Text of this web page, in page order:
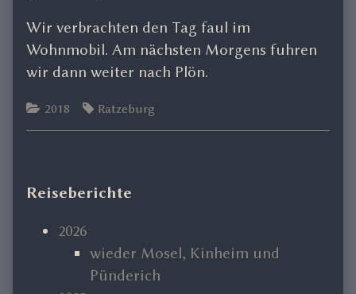
Wir verbrachten den Tag faul im
Wohnmobil. Am nächsten Morgens fuhren
wir dann weiter nach Plön.
Categories
2018 Tags
Ratzeburg
Primary
Sidebar
Reiseberichte
2026
wieder Mosel, Kinheim und
Pünderich